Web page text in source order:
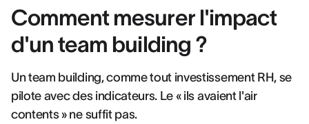
Comment mesurer l'impact
d'un team building ?
Un team building, comme tout investissement RH, se
pilote avec des indicateurs. Le « ils avaient l'air
contents » ne suffit pas.